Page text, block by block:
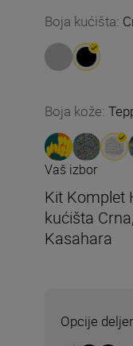
Boja kućišta:
Boja kože:
Vaš izbor
Kit Komplet
kućišta
Kasahara
Opcije